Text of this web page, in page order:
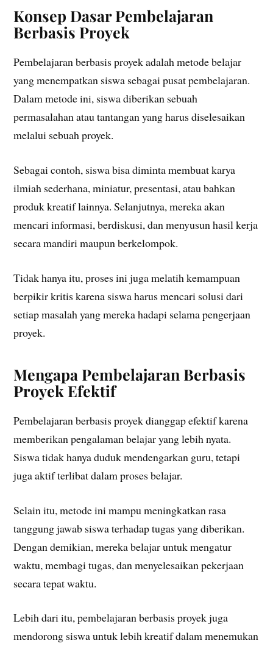
Konsep Dasar Pembelajaran
Berbasis Proyek
Pembelajaran berbasis proyek adalah metode belajar
yang menempatkan siswa sebagai pusat pembelajaran.
Dalam metode ini, siswa diberikan sebuah
permasalahan atau tantangan yang harus diselesaikan
melalui sebuah proyek.
Sebagai contoh, siswa bisa diminta membuat karya
ilmiah sederhana, miniatur, presentasi, atau bahkan
produk kreatif lainnya. Selanjutnya, mereka akan
mencari informasi, berdiskusi, dan menyusun hasil kerja
secara mandiri maupun berkelompok.
Tidak hanya itu, proses ini juga melatih kemampuan
berpikir kritis karena siswa harus mencari solusi dari
setiap masalah yang mereka hadapi selama pengerjaan
proyek.
Mengapa Pembelajaran Berbasis
Proyek Efektif
Pembelajaran berbasis proyek dianggap efektif karena
memberikan pengalaman belajar yang lebih nyata.
Siswa tidak hanya duduk mendengarkan guru, tetapi
juga aktif terlibat dalam proses belajar.
Selain itu, metode ini mampu meningkatkan rasa
tanggung jawab siswa terhadap tugas yang diberikan.
Dengan demikian, mereka belajar untuk mengatur
waktu, membagi tugas, dan menyelesaikan pekerjaan
secara tepat waktu.
Lebih dari itu, pembelajaran berbasis proyek juga
mendorong siswa untuk lebih kreatif dalam menemukan